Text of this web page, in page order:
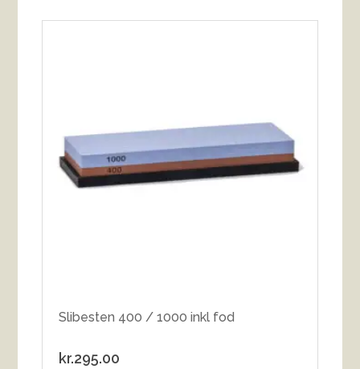
Slibesten 400 / 1000 inkl fod
kr.295.00